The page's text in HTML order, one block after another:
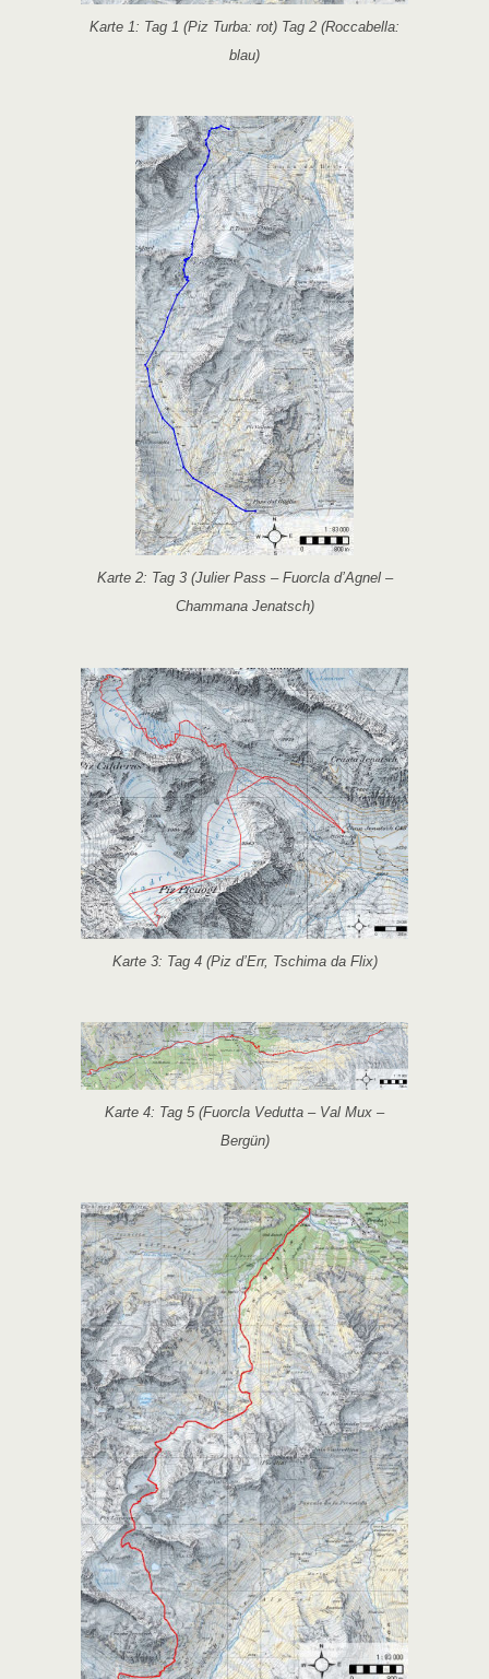
Karte 1: Tag 1 (Piz Turba: rot) Tag 2 (Roccabella:
blau)
Karte 2: Tag 3 (Julier Pass – Fuorcla d’Agnel –
Chammana Jenatsch)
Karte 3: Tag 4 (Piz d’Err, Tschima da Flix)
Karte 4: Tag 5 (Fuorcla Vedutta – Val Mux –
Bergün)